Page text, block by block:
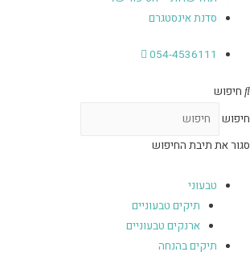
סדנת אינסטגרם
054-4536111
חיפוש
חיפוש
סגור את תיבת החיפוש
טבעוני
תיקים טבעוניים
ארנקים טבעוניים
תיקים בהנחה